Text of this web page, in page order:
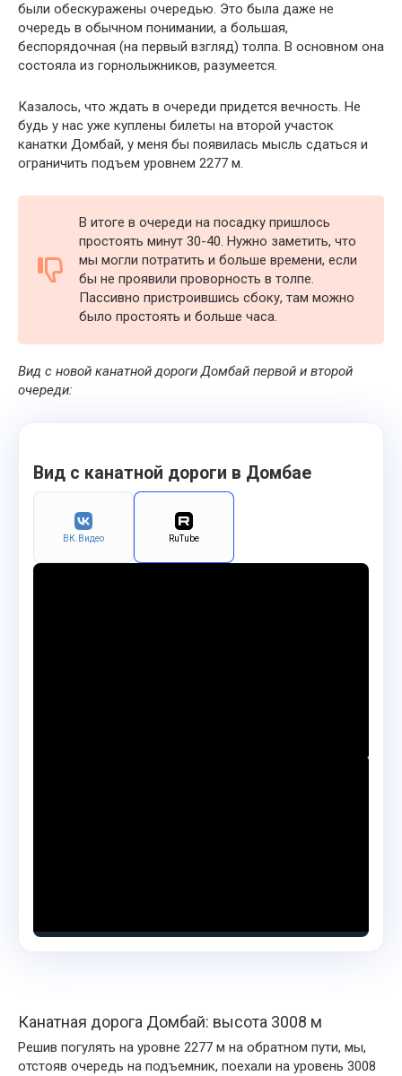
были обескуражены очередью. Это была даже не
очередь в обычном понимании, а большая,
беспорядочная (на первый взгляд) толпа. В основном она
состояла из горнолыжников, разумеется.
Казалось, что ждать в очереди придется вечность. Не
будь у нас уже куплены билеты на второй участок
канатки Домбай, у меня бы появилась мысль сдаться и
ограничить подъем уровнем 2277 м.
В итоге в очереди на посадку пришлось
простоять минут 30-40. Нужно заметить, что
мы могли потратить и больше времени, если
бы не проявили проворность в толпе.
Пассивно пристроившись сбоку, там можно
было простоять и больше часа.
Вид с новой канатной дороги Домбай первой и второй
очереди:
Вид с канатной дороги в Домбае
ВК.Видео RuTube
Канатная дорога Домбай: высота 3008 м
Решив погулять на уровне 2277 м на обратном пути, мы,
отстояв очередь на подъемник, поехали на уровень 3008